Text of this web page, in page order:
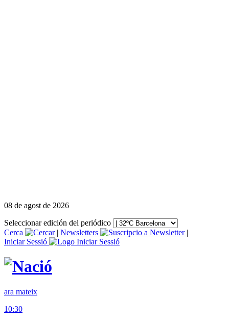
08 de agost de 2026
Seleccionar edición del periódico
Cerca
| Newsletters
|
Iniciar Sessió
ara mateix
10:30